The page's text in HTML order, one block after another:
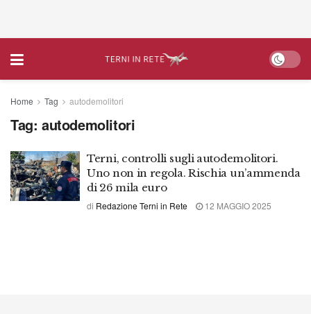
Home Tag autodemolitori
Tag: autodemolitori
Terni, controlli sugli autodemolitori.
Uno non in regola. Rischia un’ammenda
di 26 mila euro
di Redazione Terni in Rete 12 MAGGIO 2025